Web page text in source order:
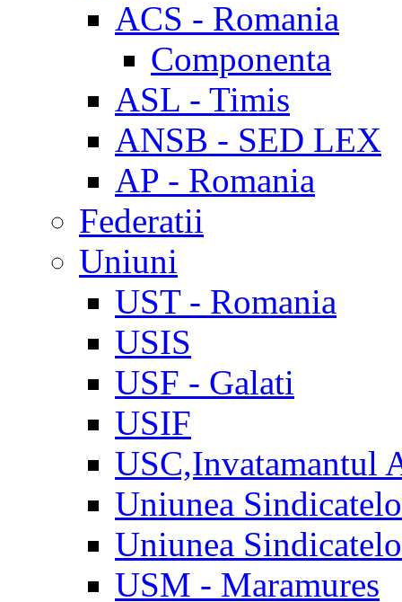
ACS - Romania
Componenta
ASL - Timis
ANSB - SED LEX
AP - Romania
Federatii
Uniuni
UST - Romania
USIS
USF - Galati
USIF
USC,Invatamantul
Uniunea
Uniunea
USM - Maramures